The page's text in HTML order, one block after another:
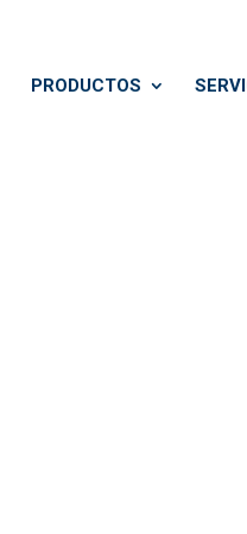
PRODUCTOS